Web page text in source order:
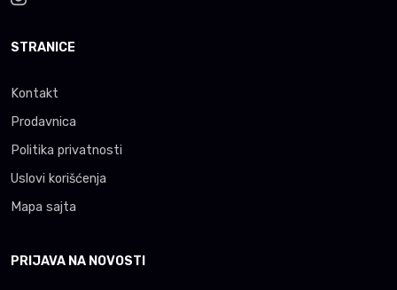
STRANICE
Kontakt
Prodavnica
Politika privatnosti
Uslovi korišćenja
Mapa sajta
PRIJAVA NA NOVOSTI